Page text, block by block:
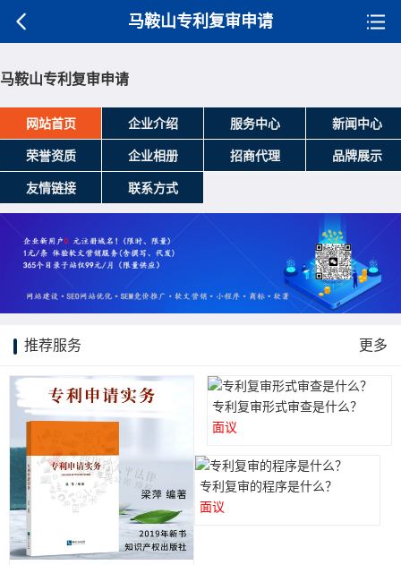
马鞍山专利复审申请
马鞍山专利复审申请
网站首页 企业介绍 服务中心 新闻中心
荣誉资质 企业相册 招商代理 品牌展示
友情链接 联系方式
推荐服务 更多
专利复审形式审查是什么？
面议
专利复审的程序是什么？
面议